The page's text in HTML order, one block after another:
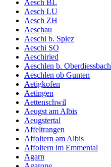
Aesch BL
Aesch LU
Aesch ZH
Aeschau
Aeschi b. Spiez
Aeschi SO
Aeschiried
Aeschlen b. Oberdiessbach
Aeschlen ob Gunten
Aetigkofen
Aetingen
Aettenschwil
Aeugst am Albis
Aeugstertal
Affeltrangen
Affoltern am Albis
Affoltern im Emmental
Agarn